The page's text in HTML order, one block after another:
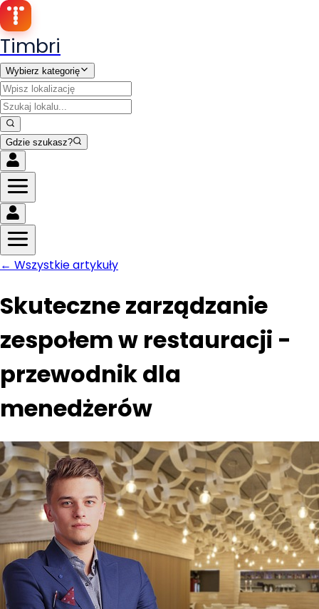
Timbri
Wybierz kategorię
Gdzie szukasz?
← Wszystkie artykuły
Skuteczne zarządzanie
zespołem w restauracji -
przewodnik dla
menedżerów